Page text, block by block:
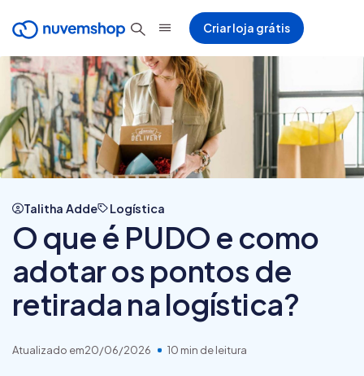
Criar loja grátis
Talitha Adde Logística
O que é PUDO e como
adotar os pontos de
retirada na logística?
Atualizado em20/06/2026 10 min de leitura